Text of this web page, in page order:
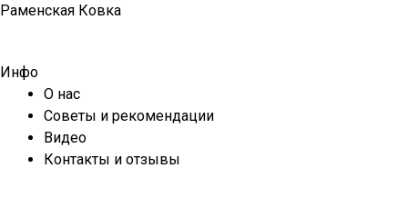
Перейти
Раменская Ковка
Инфо
О нас
Советы и рекомендации
Видео
Контакты и отзывы